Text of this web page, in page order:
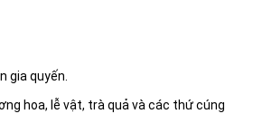
gia quyến.
hoa, lễ vật, trà quả và các thứ cúng